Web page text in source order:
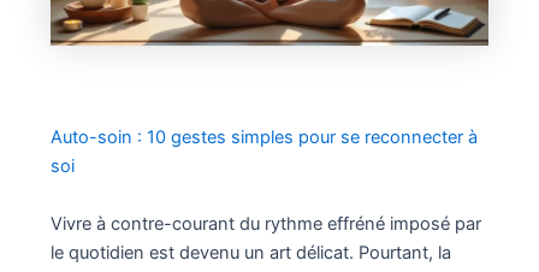
Auto-soin : 10 gestes simples pour se reconnecter à
soi
Vivre à contre-courant du rythme effréné imposé par
le quotidien est devenu un art délicat. Pourtant, la